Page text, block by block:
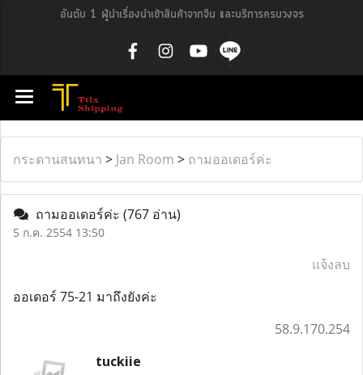
อันดับ 1 ผู้นำเรื่องนำเข้าสินค้าจากจีน และบริการครบวงจร
กระดานสนทนา > Jan Room > ถามออเดอร์ค่ะ
ถามออเดอร์ค่ะ (767 อ่าน)
5 ก.ค. 2554 13:50
แจ้งลบ
ออเดอร์ 75-21 มาถึงยังค่ะ
58.9.170.254
tuckiie